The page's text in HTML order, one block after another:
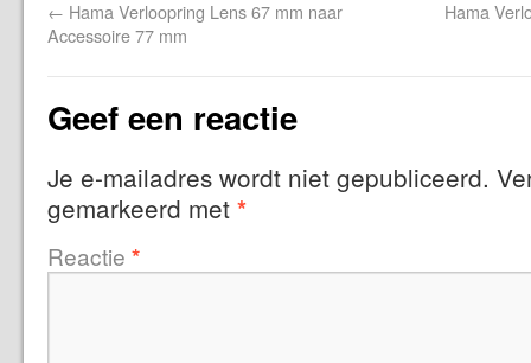
← Hama Verloopring Lens 67 mm naar
Accessoire 77 mm
Hama
Geef een reactie
Je e-mailadres wordt niet gepubliceerd.
gemarkeerd met *
Reactie *